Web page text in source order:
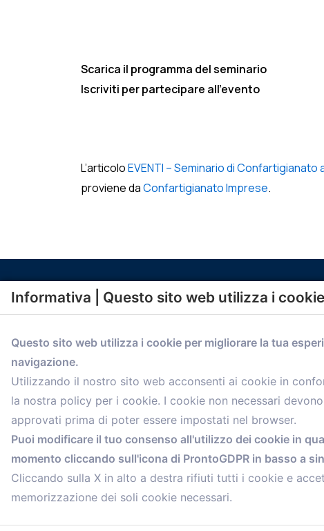
Scarica il programma del seminario
Iscriviti per partecipare all’evento
L’articoloEVENTI – Seminario di
proviene daConfartigianato Imprese.
comunicazione@confartigianato.bo.it
Informativa | Questo sito web utilizza i cookie
Questo sito web utilizza i cookie per migliorare la tua
navigazione.
Utilizzando il nostro sito web acconsenti ai cookie in
la nostra policy per i cookie. I cookie non necessari
approvati prima di poter essere impostati nel browser.
Puoi modificare il tuo consenso all'utilizzo dei cookie in
momento cliccando sull'icona di ProntoGDPR in basso a
Cliccando sulla X in alto a destra rifiuti tutti i cookie e
memorizzazione dei soli cookie necessari.